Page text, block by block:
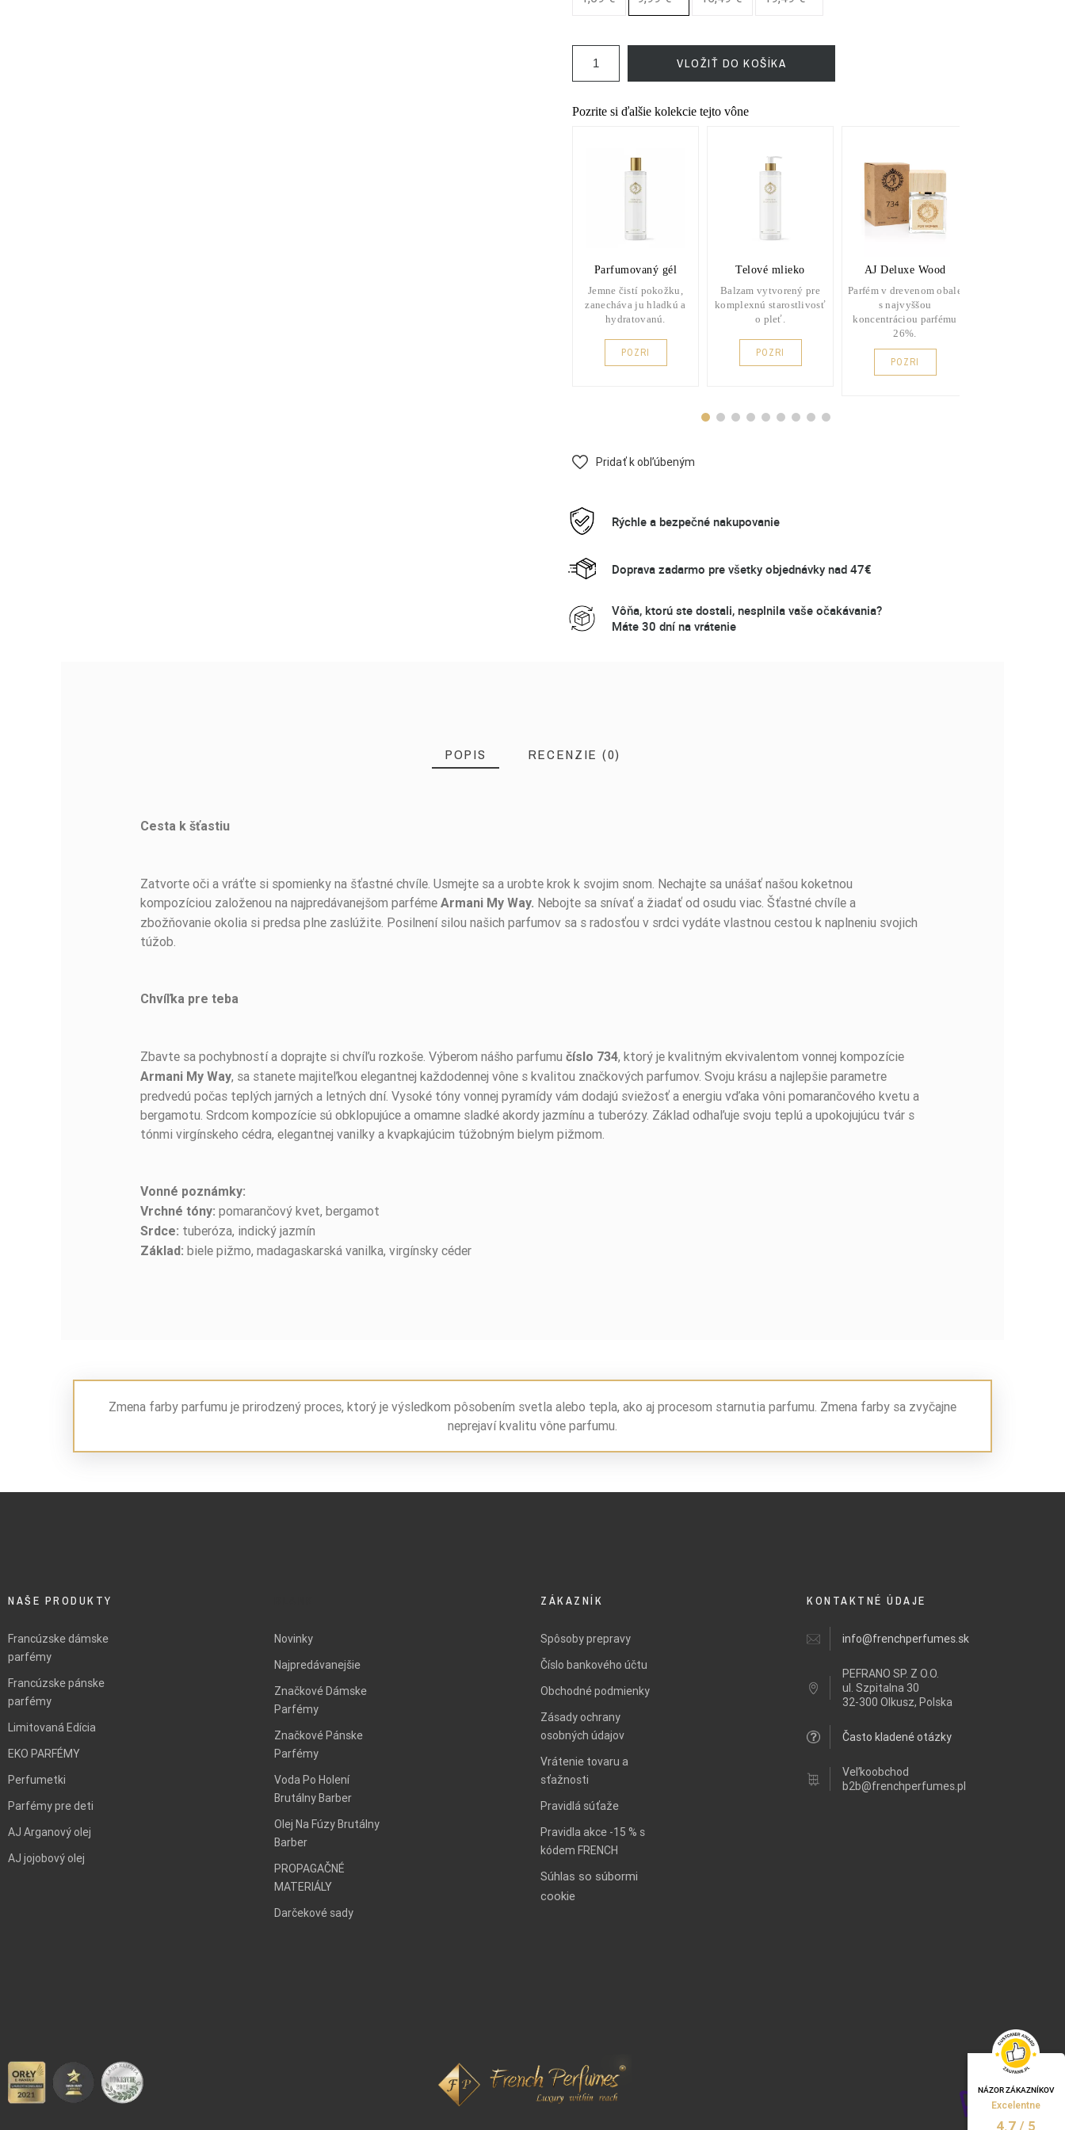
VLOŽIŤ DO KOŠÍKA
Pozrite si ďalšie kolekcie tejto vône
Parfumovaný gél
Jemne čistí pokožku,
zanecháva ju hladkú a
hydratovanú.
POZRI
Telové mlieko
Balzam vytvorený pre
komplexnú starostlivosť
o pleť.
POZRI
AJ Deluxe Wood
Parfém v drevenom obale
s najvyššou
koncentráciou parfému
26%.
POZRI
Pridať k obľúbeným
Rýchle a bezpečné nakupovanie
Doprava zadarmo pre všetky objednávky nad 47€
Vôňa, ktorú ste dostali, nesplnila vaše očakávania?
Máte 30 dní na vrátenie
POPIS RECENZIE (0)
Cesta k šťastiu
Zatvorte oči a vráťte si spomienky na šťastné chvíle. Usmejte sa a urobte krok k svojim snom. Nechajte sa unášať našou koketnou
kompozíciou založenou na najpredávanejšom parfémeArmani My Way. Nebojte sa snívať a žiadať od osudu viac. Šťastné chvíle a
zbožňovanie okolia si predsa plne zaslúžite. Posilnení silou našich parfumov sa s radosťou v srdci vydáte vlastnou cestou k naplneniu svojich
túžob.
Chvíľka pre teba
Zbavte sa pochybností a doprajte si chvíľu rozkoše. Výberom nášho parfumučíslo 734, ktorý je kvalitným ekvivalentom vonnej kompozície
Armani My Way, sa stanete majiteľkou elegantnej každodennej vône s kvalitou značkových parfumov. Svoju krásu a najlepšie parametre
predvedú počas teplých jarných a letných dní. Vysoké tóny vonnej pyramídy vám dodajú sviežosť a energiu vďaka vôni pomarančového kvetu a
bergamotu. Srdcom kompozície sú obklopujúce a omamne sladké akordy jazmínu a tuberózy. Základ odhaľuje svoju teplú a upokojujúcu tvár s
tónmi virgínskeho cédra, elegantnej vanilky a kvapkajúcim túžobným bielym pižmom.
Vonné poznámky:
Vrchné tóny: pomarančový kvet, bergamot
Srdce: tuberóza, indický jazmín
Základ: biele pižmo, madagaskarská vanilka, virgínsky céder
BUĎTE PRVÝ, KTO NAPÍŠE RECENZIU!
Zmena farby parfumu je prirodzený proces, ktorý je výsledkom pôsobením svetla alebo tepla, ako aj procesom starnutia parfumu. Zmena farby sa zvyčajne
neprejaví kvalitu vône parfumu.
NAŠE PRODUKTY
Francúzske dámske
parfémy
Francúzske pánske
parfémy
Limitovaná Edícia
EKO PARFÉMY
Perfumetki
Parfémy pre deti
AJ Arganový olej
AJ jojobový olej
Novinky
Najpredávanejšie
Značkové Dámske
Parfémy
Značkové Pánske
Parfémy
Voda Po Holení
Brutálny Barber
Olej Na Fúzy Brutálny
Barber
PROPAGAČNÉ
MATERIÁLY
Darčekové sady
ZÁKAZNÍK
Spôsoby prepravy
Číslo bankového účtu
Obchodné podmienky
Zásady ochrany
osobných údajov
Vrátenie tovaru a
sťažnosti
Pravidlá súťaže
Pravidla akce -15 % s
kódem FRENCH
Súhlas so súbormi
cookie
KONTAKTNÉ ÚDAJE
info@frenchperfumes.sk
PEFRANO SP. Z O.O.
ul. Szpitalna 30
32-300 Olkusz, Polska
Často kladené otázky
Veľkoobchod
b2b@frenchperfumes.pl
NÁZOR ZÁKAZNÍKOV
Excelentne
4.7 / 5